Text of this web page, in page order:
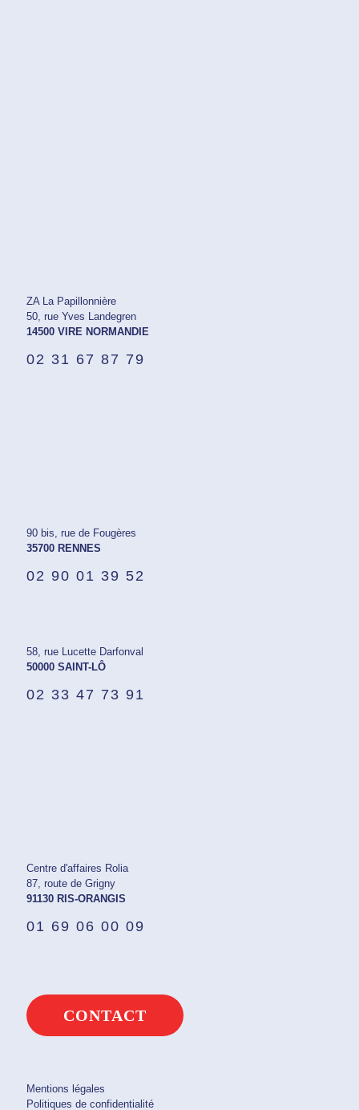
ZA La Papillonnière
50, rue Yves Landegren
14500 VIRE NORMANDIE
02 31 67 87 79
90 bis, rue de Fougères
35700 RENNES
02 90 01 39 52
58, rue Lucette Darfonval
50000 SAINT-LÔ
02 33 47 73 91
Centre d'affaires Rolia
87, route de Grigny
91130 RIS-ORANGIS
01 69 06 00 09
CONTACT
Mentions légales
Politiques de confidentialité